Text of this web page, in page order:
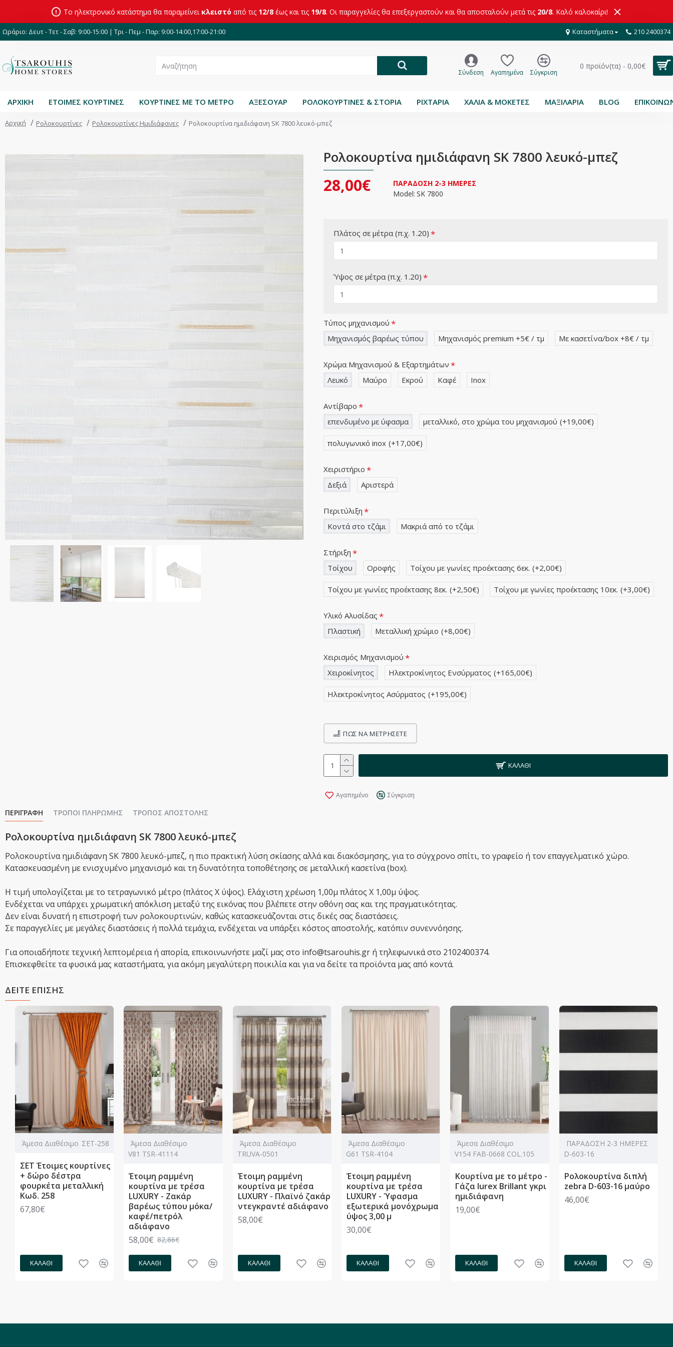
Το ηλεκτρονικό κατάστημα θα παραμείνει κλειστό από τις 12/8 έως και τις 19/8. Οι παραγγελίες θα επεξεργαστούν και θα αποσταλούν μετά τις 20/8. Καλό καλοκαίρι!
Ωράριο: Δευτ - Τετ - Σαβ: 9:00-15:00 | Τρι - Πεμ - Παρ: 9:00-14:00,17:00-21:00 Καταστήματα 210 2400374
Σύνδεση Αγαπημένα Σύγκριση
0 προϊόν(τα) - 0,00€
ΑΡΧΙΚΗ ΕΤΟΙΜΕΣ ΚΟΥΡΤΙΝΕΣ ΚΟΥΡΤΙΝΕΣ ΜΕ ΤΟ ΜΕΤΡΟ ΑΞΕΣΟΥΑΡ ΡΟΛΟΚΟΥΡΤΙΝΕΣ & ΣΤΟΡΙΑ ΡΙΧΤΑΡΙΑ ΧΑΛΙΑ & ΜΟΚΕΤΕΣ ΜΑΞΙΛΑΡΙΑ BLOG
Αρχική Ρολοκουρτίνες Ρολοκουρτίνες Ημιδιάφανες Ρολοκουρτίνα ημιδιάφανη SK 7800 λευκό-μπεζ
Ρολοκουρτίνα ημιδιάφανη SK 7800 λευκό-μπεζ
28,00€
ΠΑΡΑΔΟΣΗ 2-3 ΗΜΕΡΕΣ
Model: SK 7800
Πλάτος σε μέτρα (π.χ. 1.20)
Ύψος σε μέτρα (π.χ. 1.20)
Τύπος μηχανισμού
Μηχανισμός βαρέως τύπου
Μηχανισμός premium +5€ / τμ Με κασετίνα/box +8€ / τμ
Χρώμα Μηχανισμού & Εξαρτημάτων
Λευκό
Μαύρο Εκρού Καφέ Inox
Αντίβαρο
επενδυμένο με ύφασμα
μεταλλικό, στο χρώμα του μηχανισμού (+19,00€)
πολυγωνικό inox (+17,00€)
Χειριστήριο
Δεξιά
Αριστερά
Περιτύλιξη
Κοντά στο τζάμι
Μακριά από το τζάμι
Στήριξη
Τοίχου
Οροφής Τοίχου με γωνίες προέκτασης 6εκ. (+2,00€)
Τοίχου με γωνίες προέκτασης 8εκ. (+2,50€) Τοίχου με γωνίες προέκτασης 10εκ. (+3,00€)
Υλικό Αλυσίδας
Πλαστική
Μεταλλική χρώμιο (+8,00€)
Χειρισμός Μηχανισμού
Χειροκίνητος
Ηλεκτροκίνητος Ενσύρματος (+165,00€)
Ηλεκτροκίνητος Ασύρματος (+195,00€)
ΚΑΛΆΘΙ
Αγαπημένο Σύγκριση
ΠΩΣ ΝΑ ΜΕΤΡΉΣΕΤΕ
ΠΕΡΙΓΡΑΦΉ ΤΡΌΠΟΙ ΠΛΗΡΩΜΉΣ ΤΡΌΠΟΣ ΑΠΟΣΤΟΛΉΣ
Ρολοκουρτίνα ημιδιάφανη SK 7800 λευκό-μπεζ
Ρολοκουρτίνα ημιδιάφανη SK 7800 λευκό-μπεζ, η πιο πρακτική λύση σκίασης αλλά και διακόσμησης, για το σύγχρονο σπίτι, το γραφείο ή τον επαγγελματικό χώρο.
Κατασκευασμένη με ενισχυμένο μηχανισμό και τη δυνατότητα τοποθέτησης σε μεταλλική κασετίνα (box).
Η τιμή υπολογίζεται με το τετραγωνικό μέτρο (πλάτος Χ ύψος). Ελάχιστη χρέωση 1,00μ πλάτος Χ 1,00μ ύψος.
Ενδέχεται να υπάρχει χρωματική απόκλιση μεταξύ της εικόνας που βλέπετε στην οθόνη σας και της πραγματικότητας.
Δεν είναι δυνατή η επιστροφή των ρολοκουρτινών, καθώς κατασκευάζονται στις δικές σας διαστάσεις.
Σε παραγγελίες με μεγάλες διαστάσεις ή πολλά τεμάχια, ενδέχεται να υπάρξει κόστος αποστολής, κατόπιν συνεννόησης.
Για οποιαδήποτε τεχνική λεπτομέρεια ή απορία, επικοινωνήστε μαζί μας στο info@tsarouhis.gr ή τηλεφωνικά στο 2102400374.
Επισκεφθείτε τα φυσικά μας καταστήματα, για ακόμη μεγαλύτερη ποικιλία και για να δείτε τα προϊόντα μας από κοντά.
ΔΕΙΤΕ ΕΠΙΣΗΣ
Άμεσα Διαθέσιμο ΣΕΤ-258
ΣΕΤ Έτοιμες κουρτίνες
+ δώρο δέστρα
φουρκέτα μεταλλική
Κωδ. 258
67,80€
ΚΑΛΆΘΙ
Άμεσα Διαθέσιμο
V81 TSR-41114
Έτοιμη ραμμένη
κουρτίνα με τρέσα
LUXURY - Ζακάρ
βαρέως τύπου μόκα/
καφέ/πετρόλ
αδιάφανο
58,00€ 82,86€
ΚΑΛΆΘΙ
Άμεσα Διαθέσιμο
TRUVA-0501
Έτοιμη ραμμένη
κουρτίνα με τρέσα
LUXURY - Πλαϊνό ζακάρ
ντεγκραντέ αδιάφανο
58,00€
ΚΑΛΆΘΙ
Άμεσα Διαθέσιμο
G61 TSR-4104
Έτοιμη ραμμένη
κουρτίνα με τρέσα
LUXURY - Ύφασμα
εξωτερικά μονόχρωμα
ύψος 3,00 μ
30,00€
ΚΑΛΆΘΙ
Άμεσα Διαθέσιμο
V154 FAB-0668 COL.105
Κουρτίνα με το μέτρο -
Γάζα lurex Brillant γκρι
ημιδιάφανη
19,00€
ΚΑΛΆΘΙ
ΠΑΡΑΔΟΣΗ 2-3 ΗΜΕΡΕΣ
D-603-16
Ρολοκουρτίνα διπλή
zebra D-603-16 μαύρο
46,00€
ΚΑΛΆΘΙ